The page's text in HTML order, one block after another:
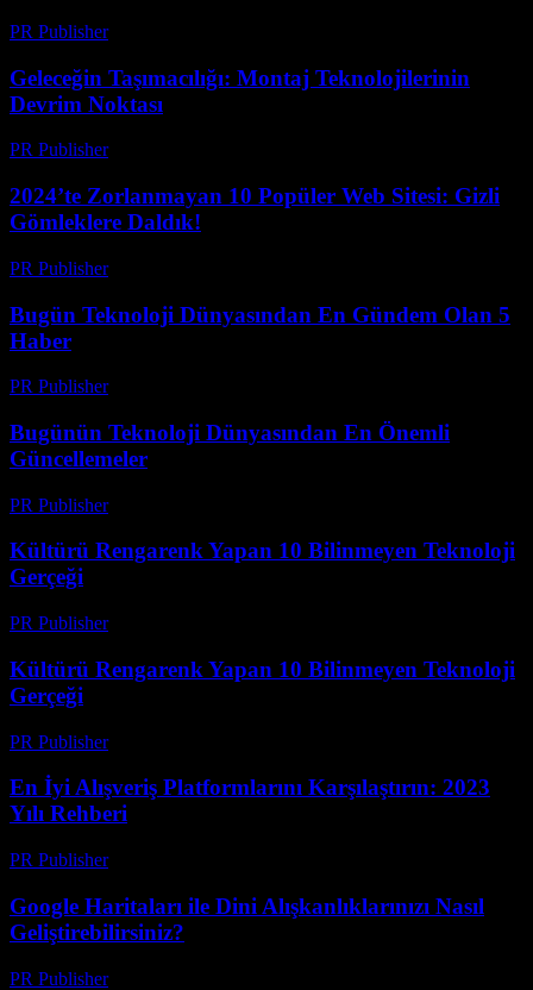
PR Publisher-
Geleceğin Taşımacılığı: Montaj Teknolojilerinin
Devrim Noktası
PR Publisher-
2024’te Zorlanmayan 10 Popüler Web Sitesi: Gizli
Gömleklere Daldık!
PR Publisher-
Bugün Teknoloji Dünyasından En Gündem Olan 5
Haber
PR Publisher-
Bugünün Teknoloji Dünyasından En Önemli
Güncellemeler
PR Publisher-
Kültürü Rengarenk Yapan 10 Bilinmeyen Teknoloji
Gerçeği
PR Publisher-
Kültürü Rengarenk Yapan 10 Bilinmeyen Teknoloji
Gerçeği
PR Publisher-
En İyi Alışveriş Platformlarını Karşılaştırın: 2023
Yılı Rehberi
PR Publisher-
Google Haritaları ile Dini Alışkanlıklarınızı Nasıl
Geliştirebilirsiniz?
PR Publisher-